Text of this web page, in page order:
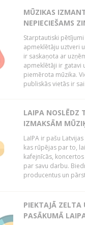
MŪZIKAS
NEPIECIEŠAMS
Starptautiski
apmeklētāju uztveri
ir saskaņota ar
apmeklētāji ir gatavi
piemērota mūzika.
publiskās vietās ir
LAIPA NOSLĒDZ
IZMAKSĀM
LaIPA ir pašu
kas rūpējas par to,
kafejnīcās,
par savu darbu.
producentus un
PIEKTAJĀ ZELTA
PASĀKUMĀ